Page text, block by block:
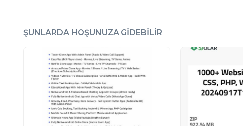
ŞUNLARDA HOŞUNUZA GIDEBILIR